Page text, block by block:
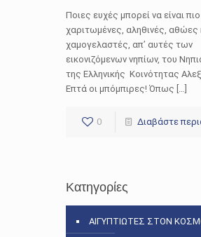
Ποιες ευχές μπορεί να είναι πιο
χαριτωμένες, αληθινές, αθώες
χαμογελαστές, απ’ αυτές των
εικονιζόμενων νηπίων, του
της Ελληνικής Κοινότητας
Επτά οι μπόμπιρες! Όπως […]
0 Διαβάστε
Κατηγορίες
ΑΙΓΥΠΤΙΩΤΕΣ ΣΤΟΝ